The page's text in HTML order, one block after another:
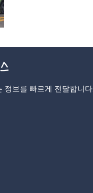
정보를 빠르게 전달합니다.